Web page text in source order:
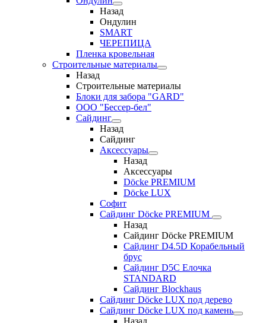
Назад
Ондулин
SMART
ЧЕРЕПИЦА
Пленка кровельная
Строительные материалы
Назад
Строительные материалы
Блоки для забора "GARD"
ООО "Бессер-бел"
Сайдинг
Назад
Сайдинг
Аксессуары
Назад
Аксессуары
Döcke PREMIUM
Döcke LUX
Софит
Сайдинг Döcke PREMIUM
Назад
Сайдинг Döcke PREMIUM
Сайдинг D4.5D Корабельный
брус
Сайдинг D5С Елочка
STANDARD
Сайдинг Blockhaus
Сайдинг Döcke LUX под дерево
Сайдинг Döcke LUX под камень
Назад